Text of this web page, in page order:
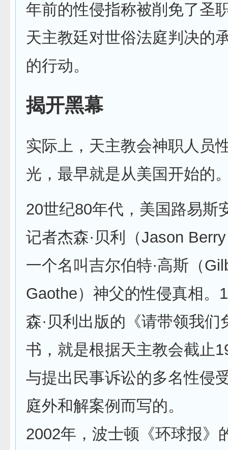
年前的性侵指称被削免了圣
天主教廷对世俗法庭判决的
的行动。
揭开黑幕
实际上，天主教会神职人员
光，最早就是从美国开始的
20世纪80年代，美国路易斯
记者杰森·贝利（Jason
一个名叫吉尔伯特·高斯（
Gaothe）神父的性侵真相。
森·贝利出版的《请带领我们
书，就是根据天主教会截止
与提出民事诉讼的多名性侵
庭外和解案例而写的。
2002年，波士顿《环球报》